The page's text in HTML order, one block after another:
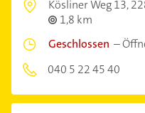
Kösliner Weg 13,
1,8 km
Geschlossen –
040 5 22 45 40